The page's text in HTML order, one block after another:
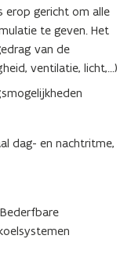
erop gericht om alle
te geven. Het
van de
ventilatie, licht,…)
dag- en nachtritme,